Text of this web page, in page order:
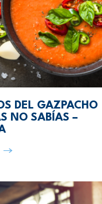
DEL GAZPACHO
NO SABÍAS –